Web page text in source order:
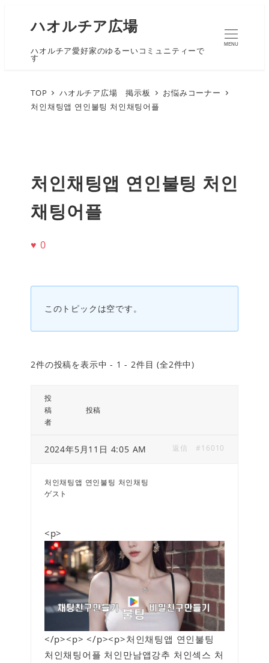
ハオルチア広場
ハオルチア愛好家のゆるーいコミュニティーで
す
MENU
TOP ハオルチア広場 掲示板
お悩みコーナー
처인채팅앱 연인불팅 처인채팅어플
처인채팅앱 연인불팅 처인
채팅어플
♥ 0
このトピックは空です。
2件の投稿を表示中 - 1 - 2件目 (全2件中)
投
稿
者
投稿
2024年5月11日 4:05 AM #16010
返信
처인채팅앱 연인불팅 처인채팅
ゲスト
<p>
</p><p> </p><p>처인채팅앱 연인불팅
처인채팅어플 처인만남앱강추 처인섹스 처